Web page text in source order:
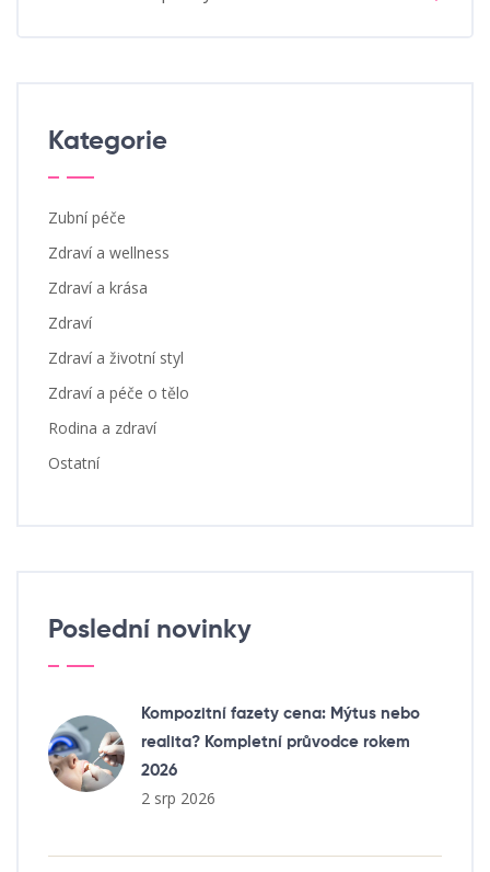
Kategorie
Zubní péče
Zdraví a wellness
Zdraví a krása
Zdraví
Zdraví a životní styl
Zdraví a péče o tělo
Rodina a zdraví
Ostatní
Poslední novinky
Kompozitní fazety cena: Mýtus nebo
realita? Kompletní průvodce rokem
2026
2 srp 2026